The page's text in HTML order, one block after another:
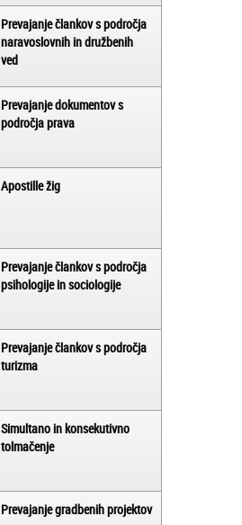
Prevajanje člankov s področja
naravoslovnih in družbenih
ved
Prevajanje dokumentov s
področja prava
Apostille žig
Prevajanje člankov s področja
psihologije in sociologije
Prevajanje člankov s področja
turizma
Simultano in konsekutivno
tolmačenje
Prevajanje gradbenih projektov